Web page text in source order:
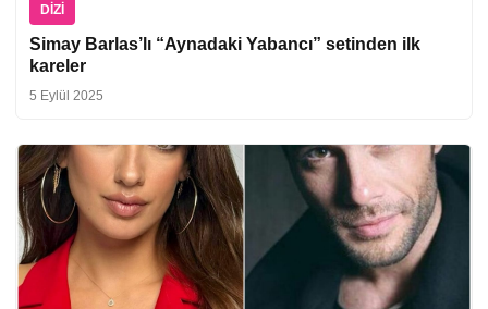
DIZI
Simay Barlas’lı “Aynadaki Yabancı” setinden ilk
kareler
5 Eylül 2025